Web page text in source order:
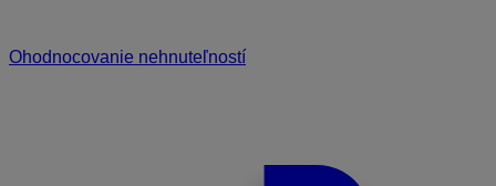
Ohodnocovanie nehnuteľností